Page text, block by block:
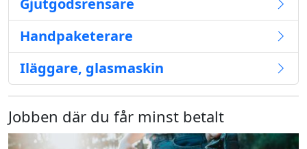
Handpaketerare
Iläggare, glasmaskin
Jobben där du får minst betalt